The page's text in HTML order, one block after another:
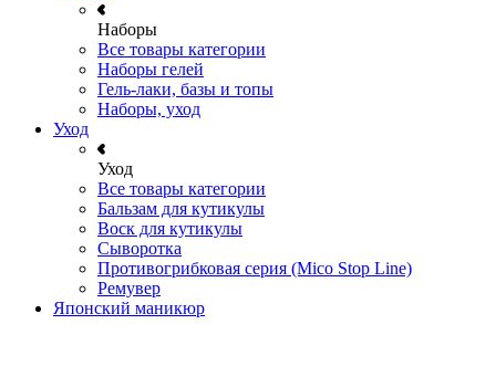
Наборы
Все товары категории
Наборы гелей
Гель-лаки, базы и топы
Наборы, уход
Уход
Уход
Все товары категории
Бальзам для кутикулы
Воск для кутикулы
Сыворотка
Противогрибковая серия (Mico Stop Line)
Ремувер
Японский маникюр